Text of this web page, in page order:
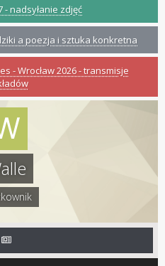
- nadsyłanie zdjęć
a poezja i sztuka konkretna
- Wrocław 2026 - transmisje